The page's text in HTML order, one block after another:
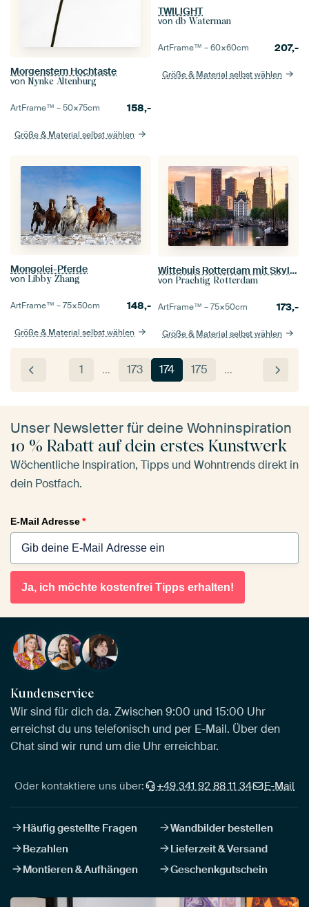
Morgenstern Hochtaste
von Nynke Altenburg
ArtFrame™ –50×75cm 158,-
Größe & Material selbst wählen
TWILIGHT
von db Waterman
ArtFrame™ –60×60cm 207,-
Größe & Material selbst wählen
Mongolei-Pferde
von Libby Zhang
ArtFrame™ –75×50cm 148,-
Größe & Material selbst wählen
Wittehuis Rotterdam mit Skyline
von Prachtig Rotterdam
ArtFrame™ –75×50cm 173,-
Größe & Material selbst wählen
1 … 173 174 175 …
Unser Newsletter für deine Wohninspiration
10 % Rabatt auf dein erstes Kunstwerk
Wöchentliche Inspiration, Tipps und Wohntrends direkt in
dein Postfach.
E-Mail Adresse*
Ja, ich möchte kostenfrei Tipps erhalten!
Kundenservice
Wir sind für dich da. Zwischen 9:00 und 15:00 Uhr
erreichst du uns telefonisch und per E-Mail. Über den
Chat sind wir rund um die Uhr erreichbar.
Oder kontaktiere uns über: +49 341 92 88 11 34 E-Mail
Häufig gestellte Fragen
Wandbilder bestellen
Bezahlen
Lieferzeit & Versand
Montieren & Aufhängen
Geschenkgutschein